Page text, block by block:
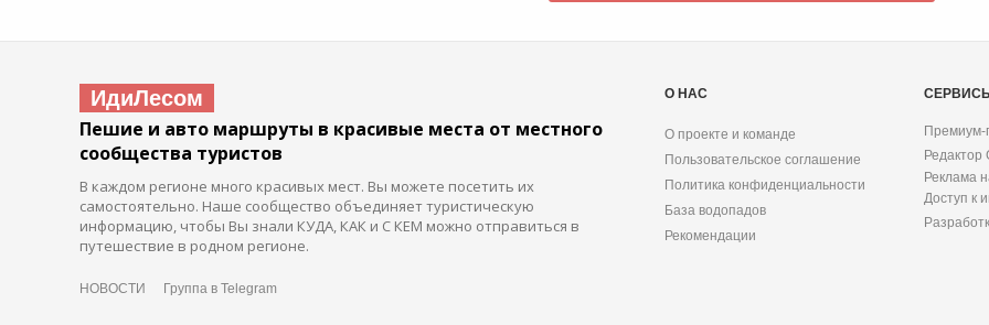
ИдиЛесом
Пешие и авто маршруты в красивые места от местного
сообщества туристов
В каждом регионе много красивых мест. Вы можете посетить их
самостоятельно. Наше сообщество объединяет туристическую
информацию, чтобы Вы знали КУДА, КАК и С КЕМ можно отправиться в
путешествие в родном регионе.
НОВОСТИ Группа в Telegram
О НАС
О проекте и команде
Пользовательское соглашение
Политика конфиденциальности
База водопадов
Рекомендации
Премиум-
Редактор
Реклама
Доступ к